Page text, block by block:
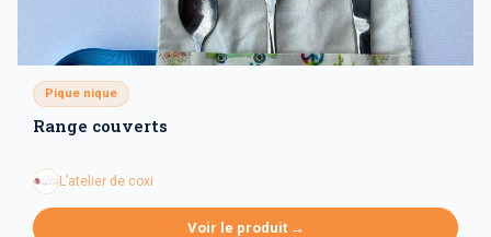
Pique nique
Range couverts
L’atelier de coxi
Voir le produit →